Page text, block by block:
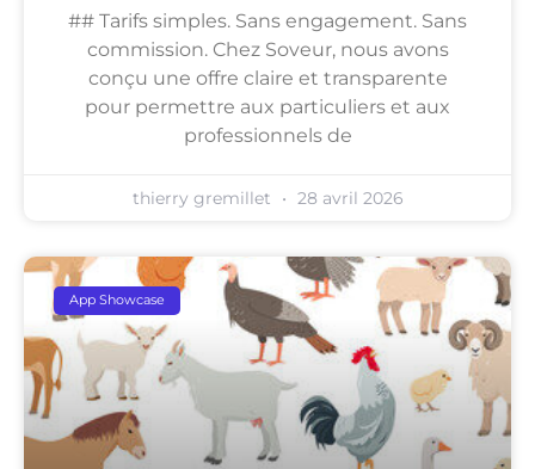
## Tarifs simples. Sans engagement. Sans
commission. Chez Soveur, nous avons
conçu une offre claire et transparente
pour permettre aux particuliers et aux
professionnels de
thierry gremillet 28 avril 2026
App Showcase